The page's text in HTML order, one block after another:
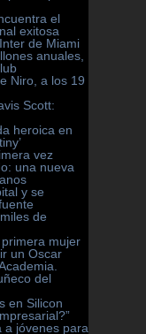
el
exitosa
de Miami
anuales,
Niro, a los 19
Scott:
heroica en
vez
una nueva
y se
de
mujer
un Oscar
del
en Silicon
a jóvenes para